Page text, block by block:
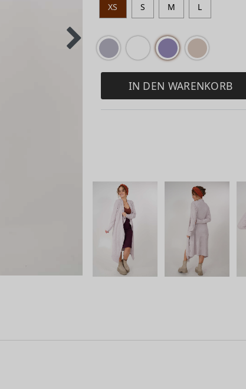
XS S M L
IN DEN WARENKORB